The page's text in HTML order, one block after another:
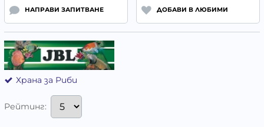
НАПРАВИ ЗАПИТВАНЕ ДОБАВИ В ЛЮБИМИ
Храна за Риби
Рейтинг: